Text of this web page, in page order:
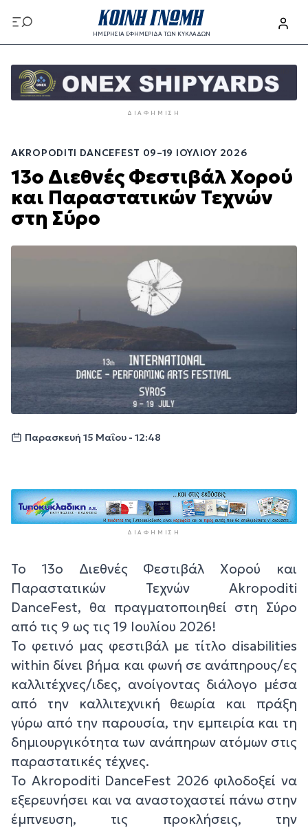
προς
το
περιεχόμενο
ΗΜΕΡΗΣΙΑ ΕΦΗΜΕΡΙΔΑ ΤΩΝ ΚΥΚΛΑΔΩΝ
προς
κυρίως
ΔΙΑΦΉΜΙΣΗ
AKROPODITI DANCEFEST 09–19 ΙΟΥΛΊΟΥ 2026
13ο Διεθνές Φεστιβάλ Χορού
και Παραστατικών Τεχνών
στη Σύρο
Παρασκευή 15 Μαΐου - 12:48
ΔΙΑΦΉΜΙΣΗ
Το 13ο Διεθνές Φεστιβάλ Χορού και
Παραστατικών Τεχνών Akropoditi
DanceFest, θα πραγματοποιηθεί στη Σύρο
από τις 9 ως τις 19 Ιουλίου 2026!
Το φετινό μας φεστιβάλ με τίτλο disabilities
within δίνει βήμα και φωνή σε ανάπηρους/ες
καλλιτέχνες/ιδες, ανοίγοντας διάλογο μέσα
από την καλλιτεχνική θεωρία και πράξη
γύρω από την παρουσία, την εμπειρία και τη
δημιουργικότητα των ανάπηρων ατόμων στις
παραστατικές τέχνες.
Το Akropoditi DanceFest 2026 φιλοδοξεί να
εξερευνήσει και να αναστοχαστεί πάνω στην
έμπνευση, τις προκλήσεις, την